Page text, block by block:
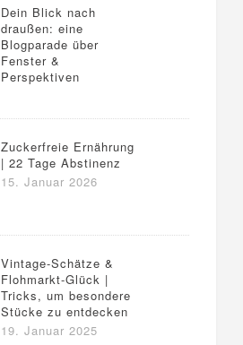
Dein Blick nach
draußen: eine
Blogparade über
Fenster &
Perspektiven
Zuckerfreie Ernährung
| 22 Tage Abstinenz
15. Januar 2026
Vintage-Schätze &
Flohmarkt-Glück |
Tricks, um besondere
Stücke zu entdecken
19. Januar 2025